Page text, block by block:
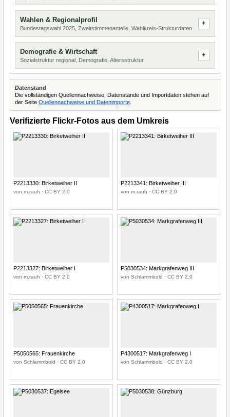
Wahlen & Regionalprofil
Bundestagswahl 2025, Zweitstimmenanteile, Wahlkreis-Strukturdaten
Demografie & Wirtschaft
Sozialstruktur regional, Demografie, Altersstruktur
Datenstand
Die vollständigen Quellennachweise, Datenstände und Importdaten stehen auf
der Seite Quellennachweise und Datenimporte
Verifizierte Flickr-Fotos aus dem Umkreis
P2213330: Birketweiher II
von m.rauh · CC BY 2.0
P2213341: Birketweiher III
von m.rauh · CC BY 2.0
P2213327: Birketweiher I
von m.rauh · CC BY 2.0
P5030534: Markgrafenweg III
von Schlammbold · CC BY 2.0
P5050565: Frauenkirche
von Schlammbold · CC BY 2.0
P4300517: Markgrafenweg I
von Schlammbold · CC BY 2.0